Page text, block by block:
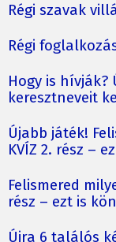
Régi szavak
Régi
Hogy is hívják?
keresztneveit
Újabb játék!
KVÍZ 2. rész –
Felismered
rész – ezt is
Újra 6 találós